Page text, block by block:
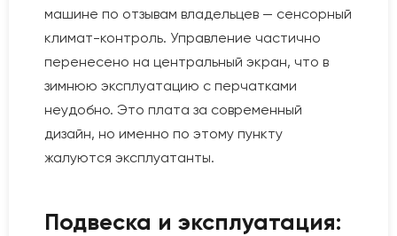
машине по отзывам владельцев — сенсорный
климат-контроль. Управление частично
перенесено на центральный экран, что в
зимнюю эксплуатацию с перчатками
неудобно. Это плата за современный
дизайн, но именно по этому пункту
жалуются эксплуатанты.
Подвеска и эксплуатация: